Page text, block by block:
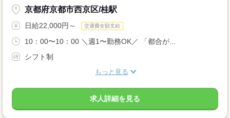
京都府京都市西京区/桂駅
日給22,000円～ 交通費全額支給
10：00〜10：00 ＼週1〜勤務OK／ 「都合が...
シフト制
もっと見る
求人詳細を見る